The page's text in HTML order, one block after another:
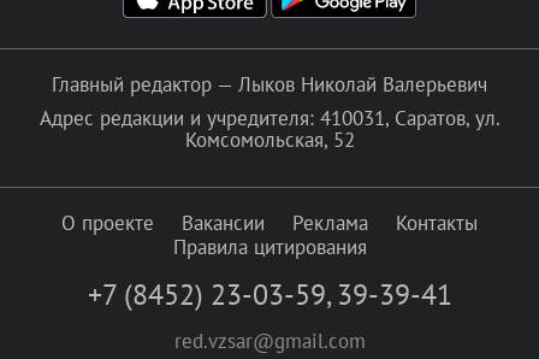
Главный редактор — Лыков Николай Валерьевич
Адрес редакции и учредителя: 410031, Саратов, ул.
Комсомольская, 52
О проекте Вакансии Реклама
Контакты
Правила цитирования
+7 (8452) 23-03-59, 39-39-41
red.vzsar@gmail.com